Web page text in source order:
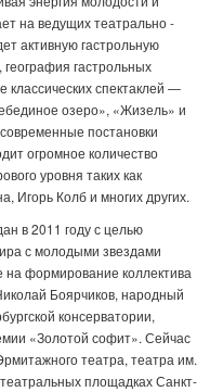
на ведущих театрально -
активную гастрольную
гастрольных
классических спектаклей —
озеро», «Жизель» и
постановки
огромное количество
уровня таких как
Игорь Колб и многих других.
в 2011 году с целью
с молодыми звездами
на формирование коллектива
Боярчиков, народный
консерватории,
«Золотой софит». Сейчас
театра, театра им.
площадках Санкт-